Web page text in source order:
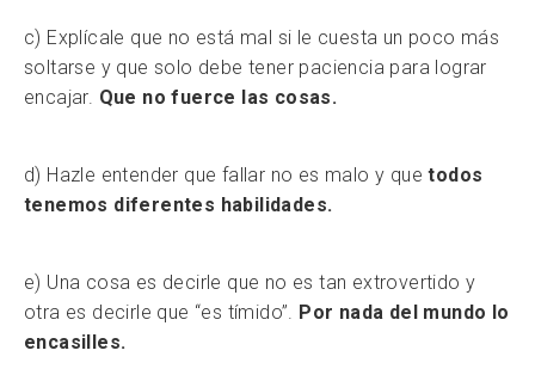
c) Explícale que no está mal si le cuesta un poco más
soltarse y que solo debe tener paciencia para lograr
encajar. Que no fuerce las cosas.
d) Hazle entender que fallar no es malo y que todos
tenemos diferentes habilidades.
e) Una cosa es decirle que no es tan extrovertido y
otra es decirle que “es tímido”. Por nada del mundo lo
encasilles.